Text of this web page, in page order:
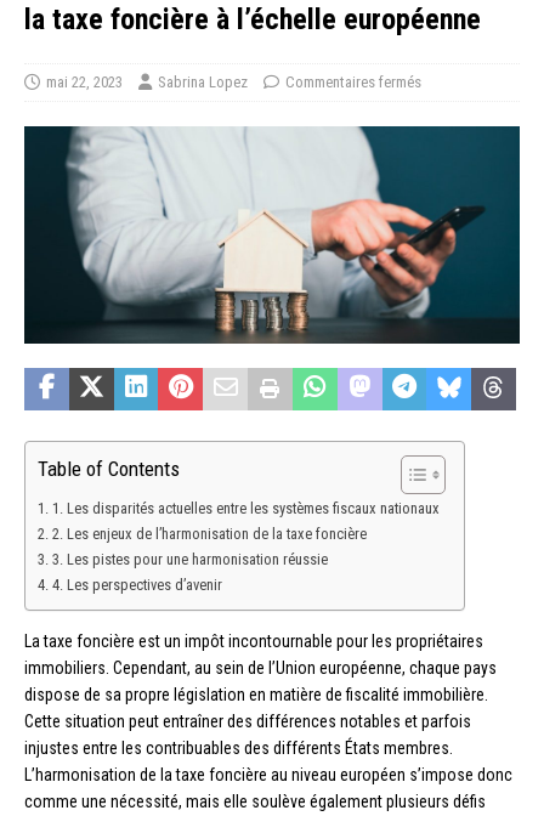
la taxe foncière à l’échelle européenne
mai 22, 2023 Sabrina Lopez Commentaires fermés
Table of Contents
1. Les disparités actuelles entre les systèmes fiscaux nationaux
2. Les enjeux de l’harmonisation de la taxe foncière
3. Les pistes pour une harmonisation réussie
4. Les perspectives d’avenir
La taxe foncière est un impôt incontournable pour les propriétaires
immobiliers. Cependant, au sein de l’Union européenne, chaque pays
dispose de sa propre législation en matière de fiscalité immobilière.
Cette situation peut entraîner des différences notables et parfois
injustes entre les contribuables des différents États membres.
L’harmonisation de la taxe foncière au niveau européen s’impose donc
comme une nécessité, mais elle soulève également plusieurs défis